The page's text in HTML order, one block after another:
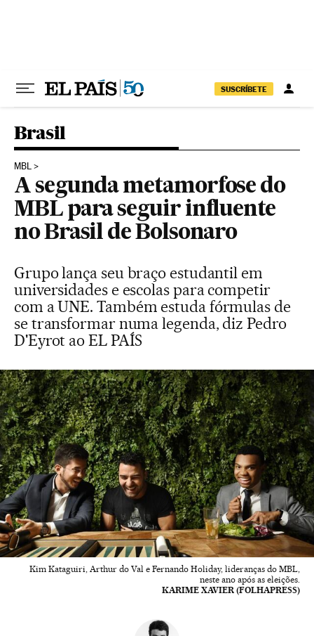
SUSCRÍBETE
Brasil
MBL
A segunda metamorfose do
MBL para seguir influente
no Brasil de Bolsonaro
Grupo lança seu braço estudantil em
universidades e escolas para competir
com a UNE. Também estuda fórmulas de
se transformar numa legenda, diz Pedro
D'Eyrot ao EL PAÍS
Kim Kataguiri, Arthur do Val e Fernando Holiday, lideranças do MBL,
neste ano após as eleições.
KARIME XAVIER (FOLHAPRESS)